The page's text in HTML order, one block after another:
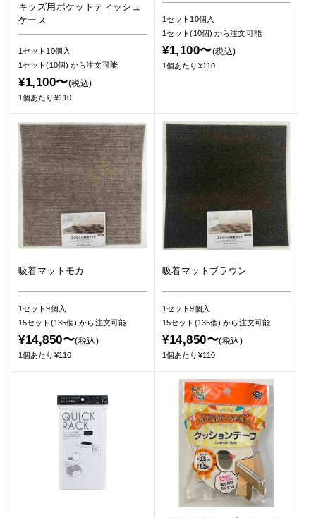
キッズ用ポケットティッシュ
ケース
1セット10個入
1セット(10個)から注文可能
¥1,100〜(税込)
1個あたり¥110
1セット10個入
1セット(10個)から注文可能
¥1,100〜(税込)
1個あたり¥110
吸着マットモカ
1セット9個入
15セット(135個)から注文可能
¥14,850〜(税込)
1個あたり¥110
吸着マットブラウン
1セット9個入
15セット(135個)から注文可能
¥14,850〜(税込)
1個あたり¥110